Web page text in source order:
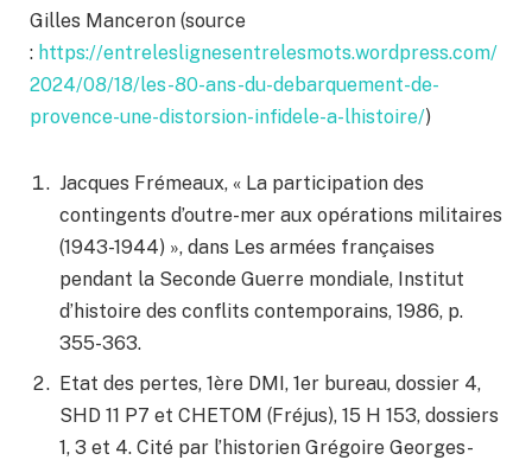
Gilles Manceron (source
: https://entreleslignesentrelesmots.wordpress.com/
2024/08/18/les-80-ans-du-debarquement-de-
provence-une-distorsion-infidele-a-lhistoire/)
Jacques Frémeaux, « La participation des
contingents d’outre-mer aux opérations militaires
(1943-1944) », dans Les armées françaises
pendant la Seconde Guerre mondiale, Institut
d’histoire des conflits contemporains, 1986, p.
355-363.
Etat des pertes, 1ère DMI, 1er bureau, dossier 4,
SHD 11 P7 et CHETOM (Fréjus), 15 H 153, dossiers
1, 3 et 4. Cité par l’historien Grégoire Georges-